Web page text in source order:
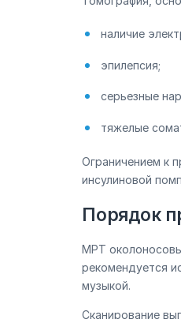
наличие
эпилепсия;
серьезные
тяжелые
Ограничением к
инсулиновой
Порядок
МРТ
рекомендуется
музыкой.
Сканирование